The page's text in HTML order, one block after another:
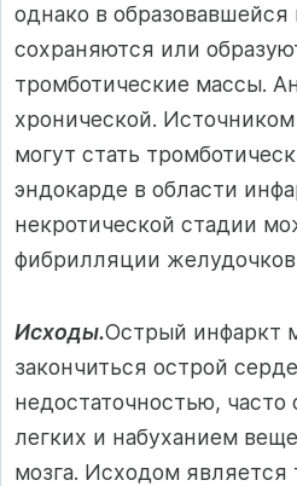
однако в
сохраняются или
тромботические массы.
хронической.
могут стать
эндокарде в области
некротической ста­дии
фибрилляции
Исходы.Острый инфаркт
закончиться острой
недостаточностью, часто
легких и набуханием
мозга. Исходом является